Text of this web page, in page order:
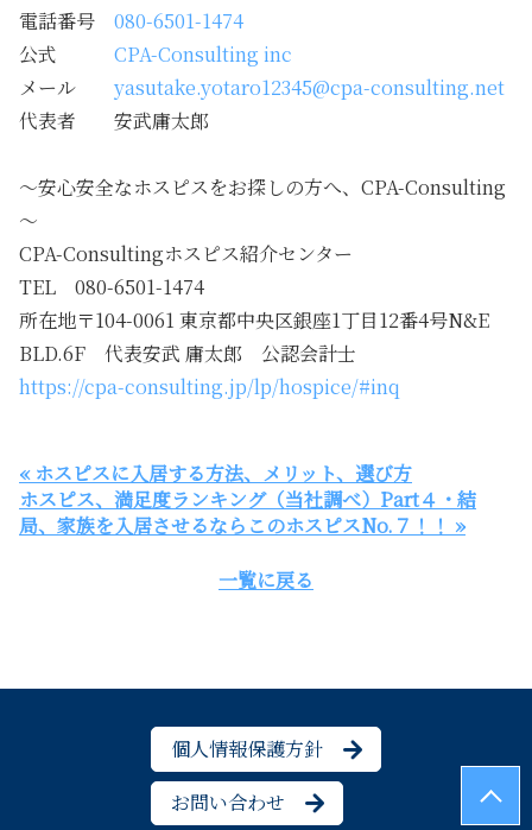
電話番号 080-6501-1474
公式 CPA-Consulting inc
メール yasutake.yotaro12345@cpa-consulting.net
代表者 安武庸太郎
～安心安全なホスピスをお探しの方へ、CPA-Consulting
～
CPA-Consultingホスピス紹介センター
TEL 080-6501-1474
所在地〒104-0061 東京都中央区銀座1丁目12番4号N&E
BLD.6F 代表安武 庸太郎 公認会計士
https://cpa-consulting.jp/lp/hospice/#inq
« ホスピスに入居する方法、メリット、選び方
ホスピス、満足度ランキング（当社調べ）Part４・結
局、家族を入居させるならこのホスピスNo.７！！ »
一覧に戻る
個人情報保護方針
お問い合わせ